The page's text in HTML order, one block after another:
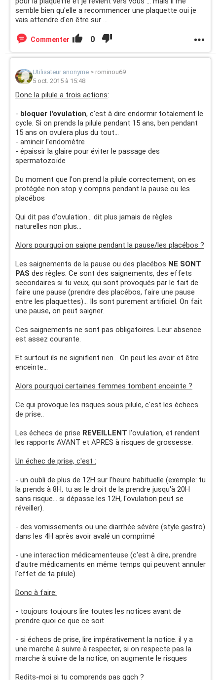
semble bien qu'elle a recommencer une plaquette oui je
vais attendre d'en être sur ...
Commenter 0
Utilisateur anonyme > rominou69
5 oct. 2015 à 15:48
Donc la pilule a trois actions:
- bloquer l'ovulation, c'est à dire endormir totalement le
cycle. Si on prends la pilule pendant 15 ans, ben pendant
15 ans on ovulera plus du tout...
- amincir l'endomètre
- épaissir la glaire pour éviter le passage des
spermatozoïde
Du moment que l'on prend la pilule correctement, on es
protégée non stop y compris pendant la pause ou les
placébos
Qui dit pas d'ovulation... dit plus jamais de règles
naturelles non plus...
Alors pourquoi on saigne pendant la pause/les placébos ?
Les saignements de la pause ou des placébos NE SONT
PAS des règles. Ce sont des saignements, des effets
secondaires si tu veux, qui sont provoqués par le fait de
faire une pause (prendre des placébos, faire une pause
entre les plaquettes)... Ils sont purement artificiel. On fait
une pause, on peut saigner.
Ces saignements ne sont pas obligatoires. Leur absence
est assez courante.
Et surtout ils ne signifient rien... On peut les avoir et être
enceinte...
Alors pourquoi certaines femmes tombent enceinte ?
Ce qui provoque les risques sous pilule, c'est les échecs
de prise..
Les échecs de prise REVEILLENT l'ovulation, et rendent
les rapports AVANT et APRES à risques de grossesse.
Un échec de prise, c'est :
- un oubli de plus de 12H sur l'heure habituelle (exemple: tu
la prends à 8H, tu as le droit de la prendre jusqu'à 20H
sans risque... si dépasse les 12H, l'ovulation peut se
réveiller).
- des vomissements ou une diarrhée sévère (style gastro)
dans les 4H après avoir avalé un comprimé
- une interaction médicamenteuse (c'est à dire, prendre
d'autre médicaments en même temps qui peuvent annuler
l'effet de ta pilule).
Donc à faire:
- toujours toujours lire toutes les notices avant de
prendre quoi ce que ce soit
- si échecs de prise, lire impérativement la notice. il y a
une marche à suivre à respecter, si on respecte pas la
marche à suivre de la notice, on augmente le risques
Redits-moi si tu comprends pas qqch ?